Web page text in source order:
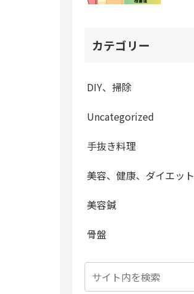
カテゴリー
DIY、掃除
Uncategorized
手抜き料理
美容、健康、ダイエット
美容鍼
骨盤